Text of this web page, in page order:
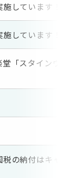
しています！
しています！
「スタイン
の納付はキ